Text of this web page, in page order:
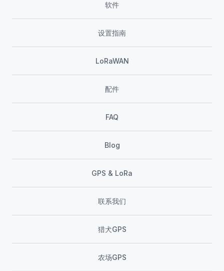
软件
设置指南
LoRaWAN
配件
FAQ
Blog
GPS & LoRa
联系我们
猎犬GPS
农场GPS